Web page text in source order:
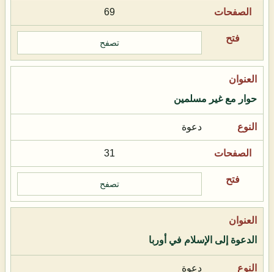
69
تصفح
حوار مع غير مسلمين
دعوة
31
تصفح
الدعوة إلى الإسلام في أوربا
دعوة